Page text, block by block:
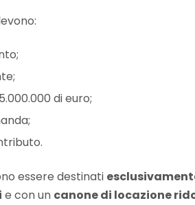
di euro;
essere destinati
e con un canone di locazione